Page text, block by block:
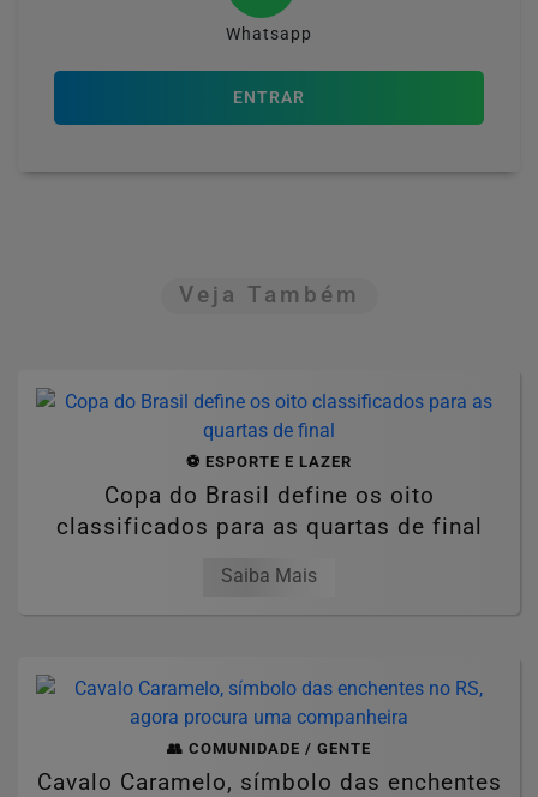
Whatsapp
ENTRAR
Veja Também
⚽ ESPORTE E LAZER
Copa do Brasil define os oito
classificados para as quartas de final
Saiba Mais
👥 COMUNIDADE / GENTE
Cavalo Caramelo, símbolo das enchentes